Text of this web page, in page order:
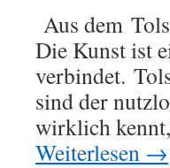
Aus dem
Die Kunst ist
verbindet.
sind der
wirklich
Weiterlesen →